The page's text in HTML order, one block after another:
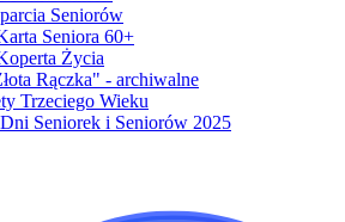
Seniorów
Seniora 60+
Życia
Rączka" - archiwalne
Trzeciego Wieku
Seniorek i Seniorów 2025